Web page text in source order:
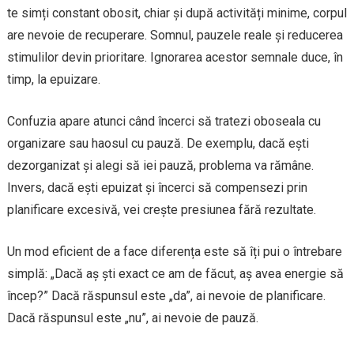
te simți constant obosit, chiar și după activități minime, corpul
are nevoie de recuperare. Somnul, pauzele reale și reducerea
stimulilor devin prioritare. Ignorarea acestor semnale duce, în
timp, la epuizare.
Confuzia apare atunci când încerci să tratezi oboseala cu
organizare sau haosul cu pauză. De exemplu, dacă ești
dezorganizat și alegi să iei pauză, problema va rămâne.
Invers, dacă ești epuizat și încerci să compensezi prin
planificare excesivă, vei crește presiunea fără rezultate.
Un mod eficient de a face diferența este să îți pui o întrebare
simplă: „Dacă aș ști exact ce am de făcut, aș avea energie să
încep?” Dacă răspunsul este „da”, ai nevoie de planificare.
Dacă răspunsul este „nu”, ai nevoie de pauză.